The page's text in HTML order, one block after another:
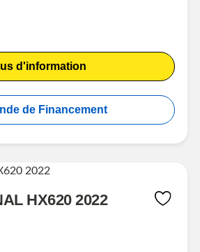
d'information
de Financement
HX620 2022